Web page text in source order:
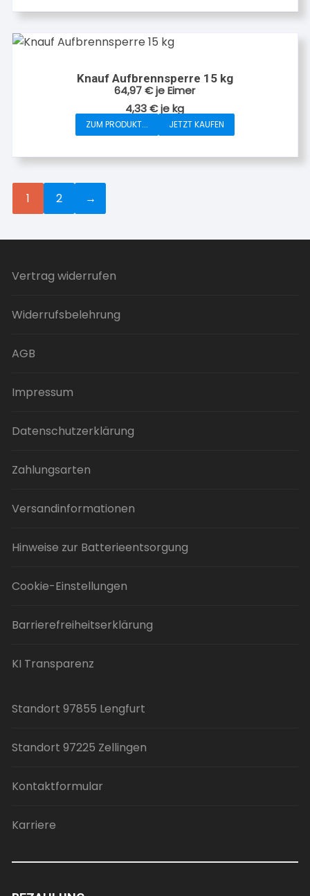
gewählt
weist
mehrere
Varianten
Die
Optionen
können
auf
Knauf Aufbrennsperre 15 kg
64,97€je Eimer
4,33€jekg
ZUM PRODUKT... JETZT KAUFEN
1 2 →
Vertrag widerrufen
Widerrufsbelehrung
AGB
Impressum
Datenschutzerklärung
Zahlungsarten
Versandinformationen
Hinweise zur Batterieentsorgung
Cookie-Einstellungen
Barrierefreiheitserklärung
KI Transparenz
Standort 97855 Lengfurt
Standort 97225 Zellingen
Kontaktformular
Karriere